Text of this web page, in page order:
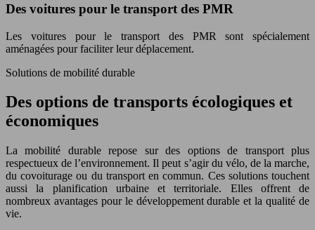
Des voitures pour le transport des PMR
Les voitures pour le transport des PMR sont spécialement
aménagées pour faciliter leur déplacement.
Solutions de mobilité durable
Des options de transports écologiques et
économiques
La mobilité durable repose sur des options de transport plus
respectueux de l’environnement. Il peut s’agir du vélo, de la marche,
du covoiturage ou du transport en commun. Ces solutions touchent
aussi la planification urbaine et territoriale. Elles offrent de
nombreux avantages pour le développement durable et la qualité de
vie.